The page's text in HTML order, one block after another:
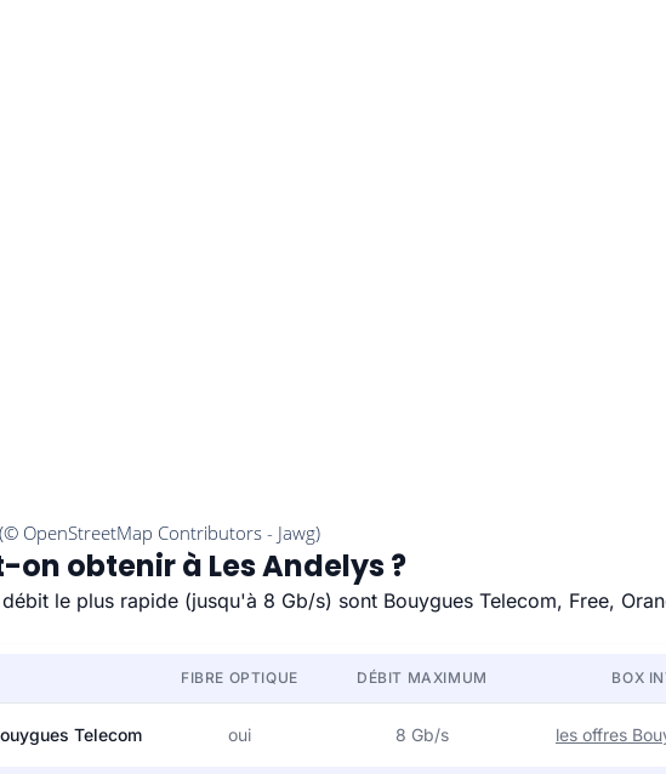
obtenir à Les Andelys ?
le plus rapide (jusqu'à 8 Gb/s) sont Bouygues Telecom, Free,
FIBRE OPTIQUE DÉBIT MAXIMUM BOX
Telecom oui 8 Gb/s les offres